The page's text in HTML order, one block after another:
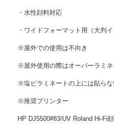
・水性顔料対応
・ワイドフォーマット用（大判
※屋外での使用は不向き
※屋外使用の際はオーバーラミ
※塩ビラミネートの上には貼ら
※推奨プリンター
HP DJ5500#83/UV Roland Hi-Fi